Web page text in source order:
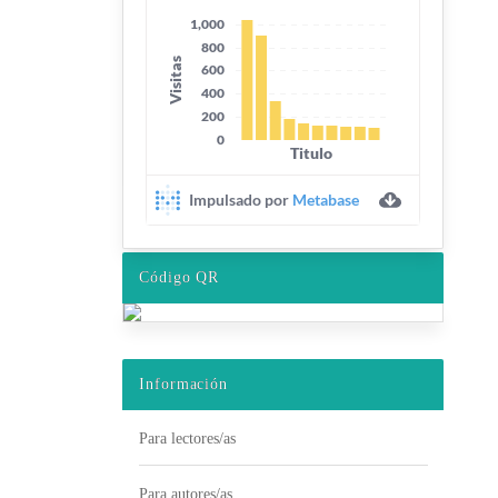
Código QR
Información
Para lectores/as
Para autores/as